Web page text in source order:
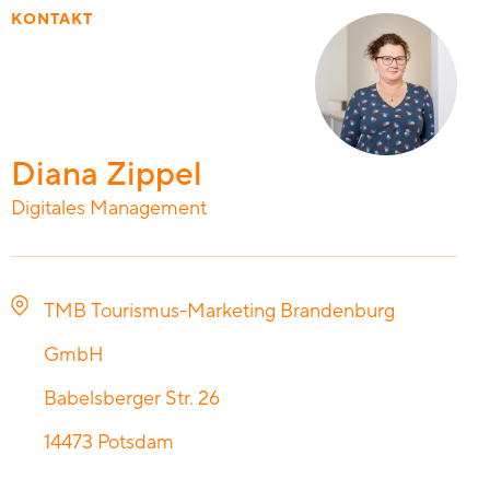
KONTAKT
Diana Zippel
Digitales Management
TMB Tourismus-Marketing Brandenburg
GmbH
Babelsberger Str. 26
14473 Potsdam